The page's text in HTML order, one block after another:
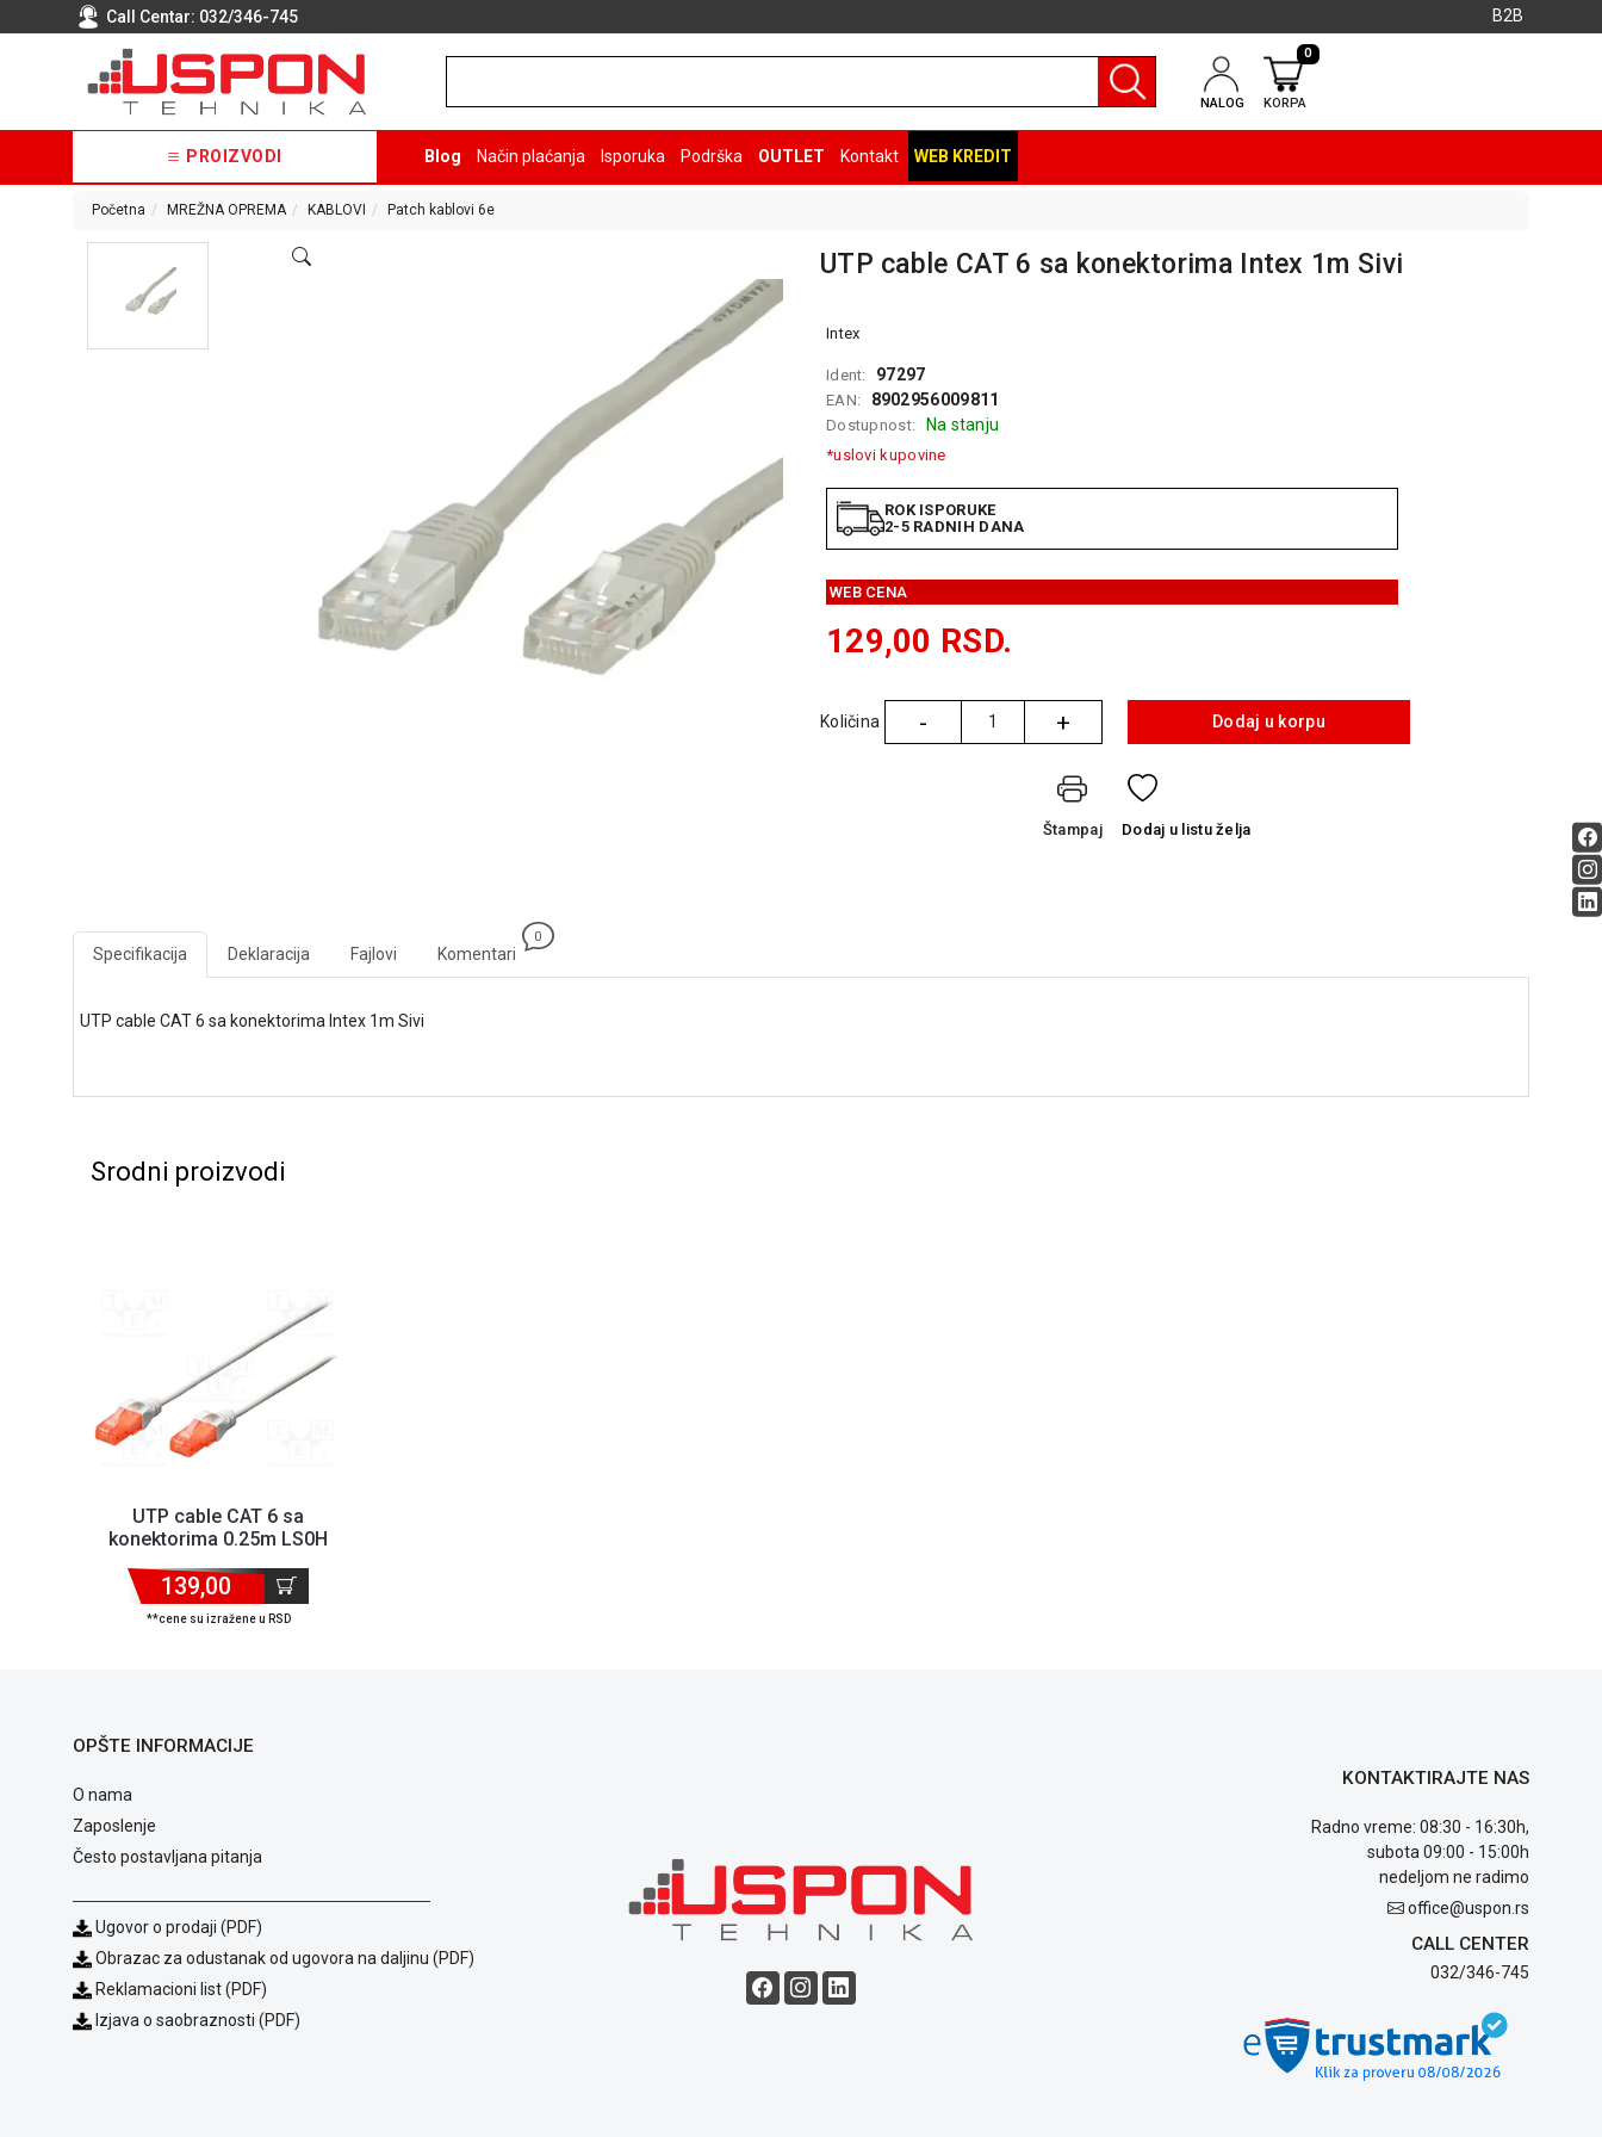
Call Centar: 032/346-745 B2B
NALOG KORPA
0
PROIZVODI Blog Način plaćanja Isporuka Podrška OUTLET Kontakt WEB KREDIT
Početna MREŽNA OPREMA KABLOVI Patch kablovi 6e
UTP cable CAT 6 sa konektorima Intex 1m Sivi
Intex
Ident: 97297
EAN: 8902956009811
Dostupnost: Na stanju
*uslovi kupovine
ROK ISPORUKE
2-5 RADNIH DANA
WEB CENA
129,00 RSD.
Količina - + Dodaj u korpu
Štampaj Dodaj u listu želja
Specifikacija Deklaracija Fajlovi Komentari
0
UTP cable CAT 6 sa konektorima Intex 1m Sivi
Srodni proizvodi
UTP cable CAT 6 sa
konektorima 0.25m LS0H
139,00
**cene su izražene u RSD
OPŠTE INFORMACIJE
O nama
Zaposlenje
Često postavljana pitanja
Ugovor o prodaji (PDF)
Obrazac za odustanak od ugovora na daljinu (PDF)
Reklamacioni list (PDF)
Izjava o saobraznosti (PDF)
KONTAKTIRAJTE NAS
Radno vreme: 08:30 - 16:30h,
subota 09:00 - 15:00h
nedeljom ne radimo
office@uspon.rs
CALL CENTER
032/346-745